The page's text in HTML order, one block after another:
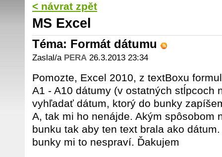
< návrat zpět
MS Excel
Téma: Formát dátumu
Zaslal/a PERA 26.3.2013 23:34
Pomozte, Excel 2010, z textBoxu
A1 - A10 dátumy (v ostatných stĺpcoch
vyhľadať dátum, ktorý do bunky
A, tak mi ho nenájde. Akým spôsobom
bunku tak aby ten text brala ako
bunky mi to nespraví. Ďakujem